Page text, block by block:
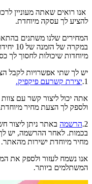
אנו רואים שאתה מעוניין
להציע לך עסקה מיוחדת.
המחירים שלנו משתנים
במקרה
מיוחדות שיכולות לחסוך לך
יש לך שתי אפשרויות לקבל
1. יצירת קשרעם פיקפיק.
אתה יכול ליצור קשר עם
ולספק לך הצעת מחיר
2. הרשמה באתר ניתן ליצור
בכמות. לאחר ההרשמה, יש
מחיר מיוחדת ישירות מהאתר.
אנו נשמח לעזור ולספק את
המשתלמים ביותר.